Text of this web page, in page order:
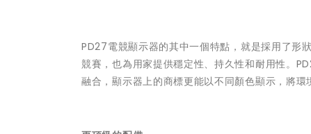
PD27電競顯示器的其中一個特點，就是採用了形
競賽，也為用家提供穩定性、持久性和耐用性。
融合，顯示器上的商標更能以不同顏色顯示，將環